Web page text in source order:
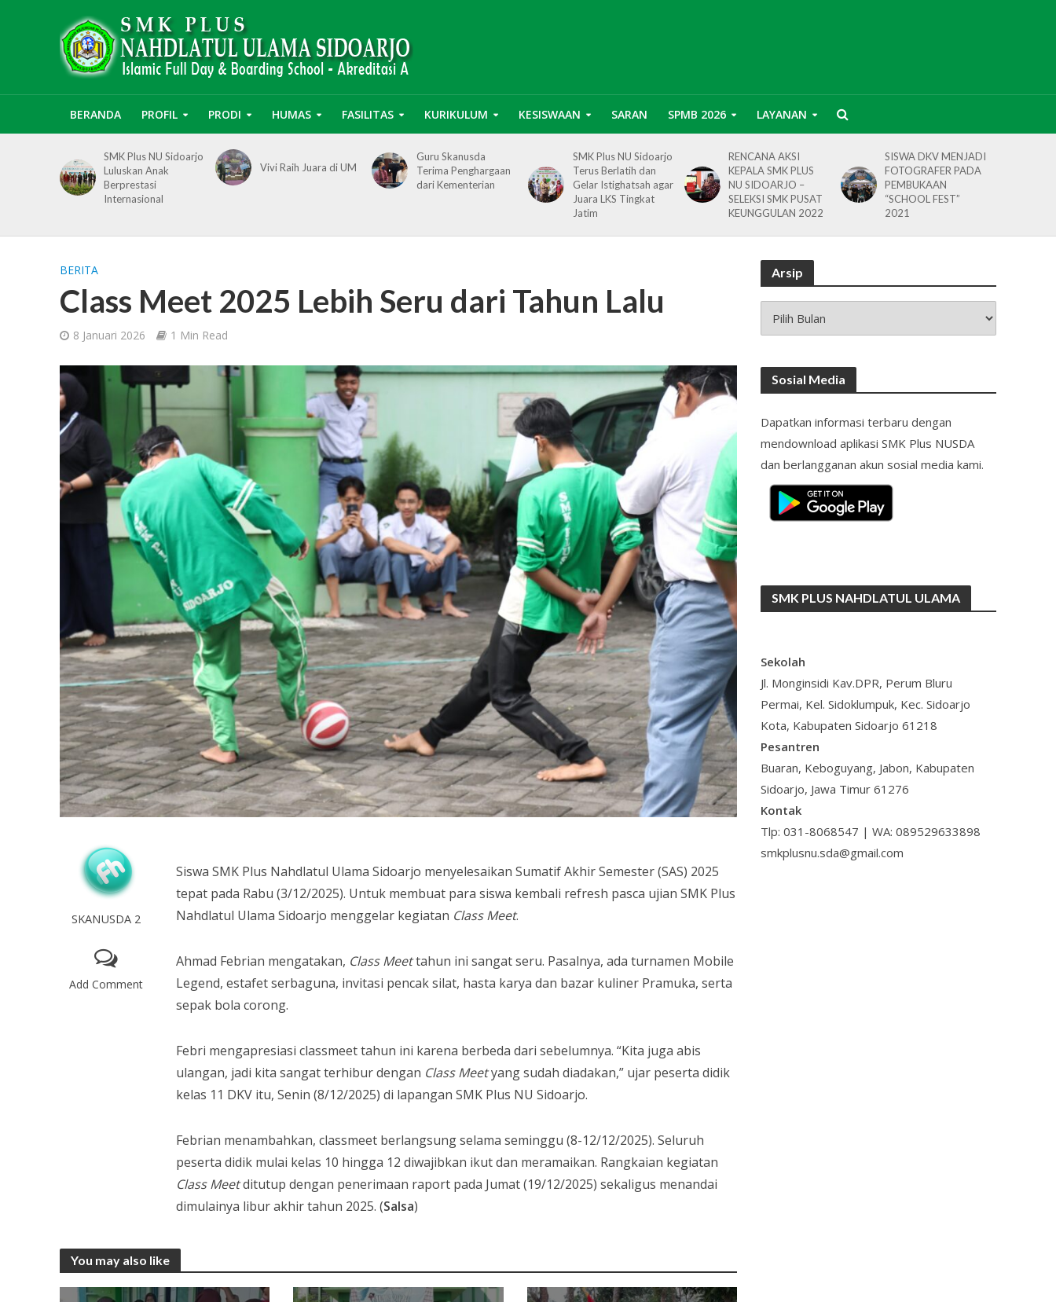
BERANDA PROFIL PRODI HUMAS FASILITAS KURIKULUM KESISWAAN SARAN SPMB 2026 LAYANAN
SMK Plus NU Sidoarjo
Luluskan Anak
Berprestasi
Internasional
Vivi Raih Juara di UM
Guru Skanusda
Terima Penghargaan
dari Kementerian
SMK Plus NU Sidoarjo
Terus Berlatih dan
Gelar Istighatsah agar
Juara LKS Tingkat
Jatim
RENCANA AKSI
KEPALA SMK PLUS
NU SIDOARJO –
SELEKSI SMK PUSAT
KEUNGGULAN 2022
SISWA DKV MENJADI
FOTOGRAFER PADA
PEMBUKAAN
“SCHOOL FEST”
2021
BERITA
Class Meet 2025 Lebih Seru dari Tahun Lalu
8 Januari 2026 1 Min Read
SKANUSDA 2
Add Comment
Siswa SMK Plus Nahdlatul Ulama Sidoarjo menyelesaikan Sumatif Akhir Semester (SAS) 2025
tepat pada Rabu (3/12/2025). Untuk membuat para siswa kembali refresh pasca ujian SMK Plus
Nahdlatul Ulama Sidoarjo menggelar kegiatan Class Meet.
Ahmad Febrian mengatakan, Class Meettahun ini sangat seru. Pasalnya, ada turnamen Mobile
Legend, estafet serbaguna, invitasi pencak silat, hasta karya dan bazar kuliner Pramuka, serta
sepak bola corong.
Febri mengapresiasi classmeet tahun ini karena berbeda dari sebelumnya. “Kita juga abis
ulangan, jadi kita sangat terhibur dengan Class Meetyang sudah diadakan,” ujar peserta didik
kelas 11 DKV itu, Senin (8/12/2025) di lapangan SMK Plus NU Sidoarjo.
Febrian menambahkan, classmeet berlangsung selama seminggu (8-12/12/2025). Seluruh
peserta didik mulai kelas 10 hingga 12 diwajibkan ikut dan meramaikan. Rangkaian kegiatan
Class Meetditutup dengan penerimaan raport pada Jumat (19/12/2025) sekaligus menandai
dimulainya libur akhir tahun 2025. (Salsa)
You may also like
Arsip
Sosial Media
Dapatkan informasi terbaru dengan
mendownload aplikasi SMK Plus NUSDA
dan berlangganan akun sosial media kami.
SMK PLUS NAHDLATUL ULAMA
Sekolah
Jl. Monginsidi Kav.DPR, Perum Bluru
Permai, Kel. Sidoklumpuk, Kec. Sidoarjo
Kota, Kabupaten Sidoarjo 61218
Pesantren
Buaran, Keboguyang, Jabon, Kabupaten
Sidoarjo, Jawa Timur 61276
Kontak
Tlp: 031-8068547 | WA: 089529633898
smkplusnu.sda@gmail.com